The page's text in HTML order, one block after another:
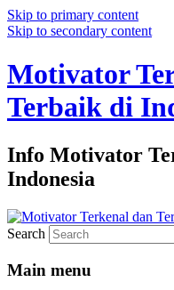
Skip to primary content
Skip to secondary content
Motivator
Terbaik di
Info Motivator
Indonesia
Search
Main menu